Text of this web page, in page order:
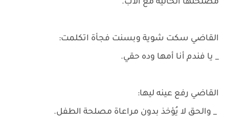
مصلحتها الحالية مع الأب.
القاضي سكت شوية وبسنت فجأة اتكلمت:
_ يا فندم أنا أمها وده حقي.
القاضي رفع عينه ليها:
_ والحق لا يُؤخذ بدون مراعاة مصلحة الطفل.